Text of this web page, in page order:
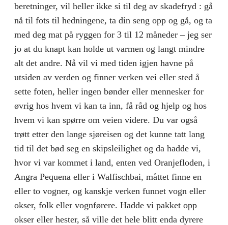
beretninger, vil heller ikke si til deg av skadefryd : gå
nå til fots til hedningene, ta din seng opp og gå, og ta
med deg mat på ryggen for 3 til 12 måneder – jeg ser
jo at du knapt kan holde ut varmen og langt mindre
alt det andre. Nå vil vi med tiden igjen havne på
utsiden av verden og finner verken vei eller sted å
sette foten, heller ingen bønder eller mennesker for
øvrig hos hvem vi kan ta inn, få råd og hjelp og hos
hvem vi kan spørre om veien videre. Du var også
trøtt etter den lange sjøreisen og det kunne tatt lang
tid til det bød seg en skipsleilighet og da hadde vi,
hvor vi var kommet i land, enten ved Oranjefloden, i
Angra Pequena eller i Walfischbai, måttet finne en
eller to vogner, og kanskje verken funnet vogn eller
okser, folk eller vognførere. Hadde vi pakket opp
okser eller hester, så ville det hele blitt enda dyrere